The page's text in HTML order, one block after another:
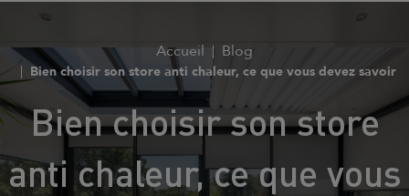
Accueil Blog
Bien choisir son store anti chaleur, ce que vous devez savoir
Bien choisir son store
anti chaleur, ce que vous